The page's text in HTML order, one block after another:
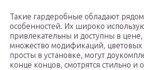
Такие гардеробные обладают
особенностей. Их широко
привлекательны и доступны в
множество модификаций,
просты в установке, могут
конце концов, смотрятся стильно и